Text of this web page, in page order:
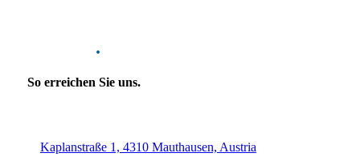
.
So erreichen Sie uns.
Kaplanstraße 1, 4310 Mauthausen, Austria